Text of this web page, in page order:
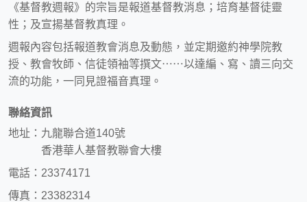
《基督教週報》的宗旨是報道基督教消息；培育基督徒靈
性；及宣揚基督教真理。
週報內容包括報道教會消息及動態，並定期邀約神學院教
授、教會牧師、信徒領袖等撰文⋯⋯以達編、寫、讀三向交
流的功能，一同見證福音真理。
聯絡資訊
地址：九龍聯合道140號
香港華人基督教聯會大樓
電話：23374171
傳真：23382314